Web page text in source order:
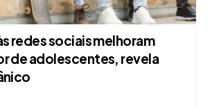
redes sociais melhoram
de adolescentes, revela